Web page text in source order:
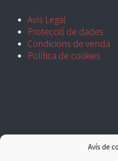
Avís de
Avís Legal
Protecció de dades
Condicions de venda
Política de cookies